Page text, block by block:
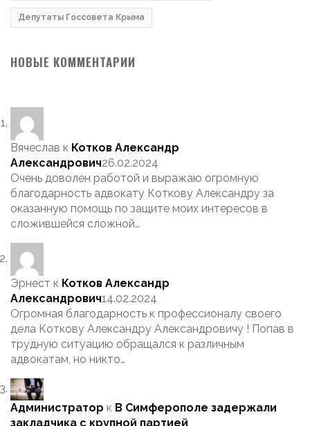
Депутаты Госсовета Крыма
НОВЫЕ КОММЕНТАРИИ
Вячеслав к Котков Александр
Александрович26.02.2024
Очень доволен работой и выражаю огромную
благодарность адвокату Коткову Александру за
оказанную помощь по защите моих интересов в
сложившейся сложной…
Эрнест к Котков Александр
Александрович14.02.2024
Огромная благодарность к профессионалу своего
дела Коткову Александру Александровичу ! Попав в
трудную ситуацию обращался к различным
адвокатам, но никто…
Администратор к В Симферополе задержали
закладчика с крупной партией